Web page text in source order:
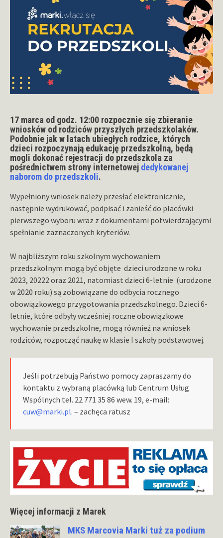
17 marca od godz. 12:00 rozpocznie się zbieranie
wniosków od rodziców przyszłych przedszkolaków.
Podobnie jak w latach ubiegłych rodzice, których
dzieci rozpoczynają edukację przedszkolną, będą
mogli dokonać rejestracji do przedszkola za
pośrednictwem strony internetowej dedykowanej
naborom do przedszkoli.
Wypełniony wniosek należy przesłać elektronicznie,
następnie wydrukować, podpisać i zanieść do placówki
pierwszego wyboru wraz z dokumentami potwierdzającymi
spełnianie zaznaczonych kryteriów.
W najbliższym roku szkolnym wychowaniem
przedszkolnym mogą być objęte dzieci urodzone w roku
2023, 20222 oraz 2021, natomiast dzieci 6-letnie (urodzone
w 2020 roku) są zobowiązane do odbycia rocznego
obowiązkowego przygotowania przedszkolnego. Dzieci 6-
letnie, które odbyły wcześniej roczne obowiązkowe
wychowanie przedszkolne, mogą również na wniosek
rodziców, rozpocząć naukę w klasie I szkoły podstawowej.
Jeśli potrzebują Państwo pomocy zapraszamy do
kontaktu z wybraną placówką lub Centrum Usług
Wspólnych tel. 22 771 35 86 wew. 19, e-mail:
cuw@marki.pl. – zachęca ratusz
Więcej informacji z Marek
MKS Marcovia Marki tuż za podium